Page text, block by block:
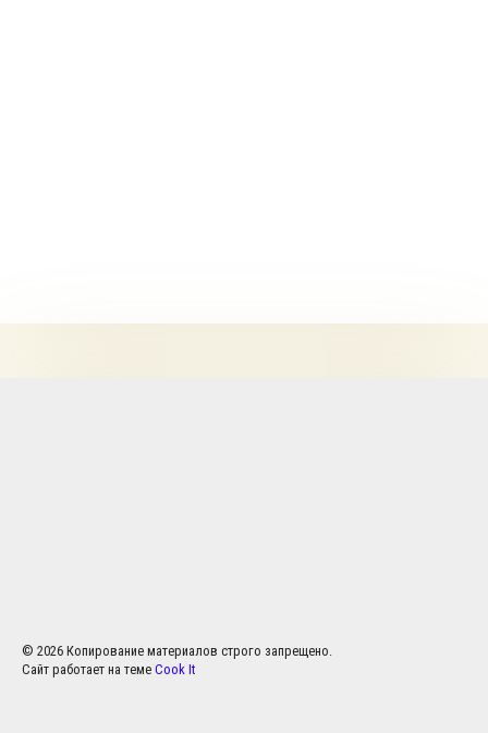
© 2026 Копирование материалов строго запрещено.
Сайт работает на теме Cook It